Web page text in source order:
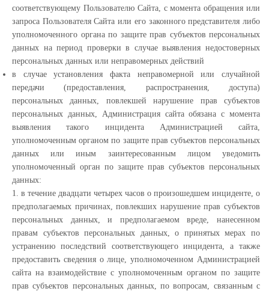
соответствующему Пользователю Сайта, с момента обращения или
запроса Пользователя Сайта или его законного представителя либо
уполномоченного органа по защите прав субъектов персональных
данных на период проверки в случае выявления недостоверных
персональных данных или неправомерных действий
в случае установления факта неправомерной или случайной
передачи (предоставления, распространения, доступа)
персональных данных, повлекшей нарушение прав субъектов
персональных данных, Администрация сайта обязана с момента
выявления такого инцидента Администрацией сайта,
уполномоченным органом по защите прав субъектов персональных
данных или иным заинтересованным лицом уведомить
уполномоченный орган по защите прав субъектов персональных
данных:
1. в течение двадцати четырех часов о произошедшем инциденте, о
предполагаемых причинах, повлекших нарушение прав субъектов
персональных данных, и предполагаемом вреде, нанесенном
правам субъектов персональных данных, о принятых мерах по
устранению последствий соответствующего инцидента, а также
предоставить сведения о лице, уполномоченном Администрацией
сайта на взаимодействие с уполномоченным органом по защите
прав субъектов персональных данных, по вопросам, связанным с